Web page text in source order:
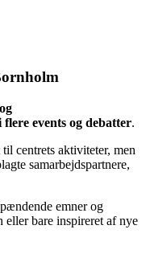
events og debatter.
centrets aktiviteter, men
samarbejdspartnere,
emner og
eller bare inspireret af nye